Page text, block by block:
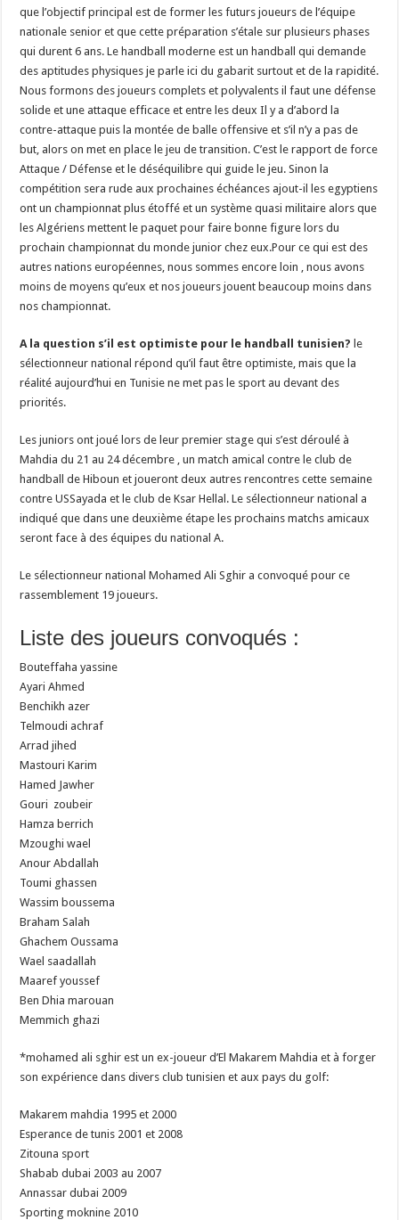
que l’objectif principal est de former les futurs joueurs de l’équipe
nationale senior et que cette préparation s’étale sur plusieurs phases
qui durent 6 ans. Le handball moderne est un handball qui demande
des aptitudes physiques je parle ici du gabarit surtout et de la rapidité.
Nous formons des joueurs complets et polyvalents il faut une défense
solide et une attaque efficace et entre les deux Il y a d’abord la
contre-attaque puis la montée de balle offensive et s’il n’y a pas de
but, alors on met en place le jeu de transition. C’est le rapport de force
Attaque / Défense et le déséquilibre qui guide le jeu. Sinon la
compétition sera rude aux prochaines échéances ajout-il les egyptiens
ont un championnat plus étoffé et un système quasi militaire alors que
les Algériens mettent le paquet pour faire bonne figure lors du
prochain championnat du monde junior chez eux.Pour ce qui est des
autres nations européennes, nous sommes encore loin , nous avons
moins de moyens qu’eux et nos joueurs jouent beaucoup moins dans
nos championnat.
A la question s’il est optimiste pour le handball tunisien? le
sélectionneur national répond qu’il faut être optimiste, mais que la
réalité aujourd’hui en Tunisie ne met pas le sport au devant des
priorités.
Les juniors ont joué lors de leur premier stage qui s’est déroulé à
Mahdia du 21 au 24 décembre , un match amical contre le club de
handball de Hiboun et joueront deux autres rencontres cette semaine
contre USSayada et le club de Ksar Hellal. Le sélectionneur national a
indiqué que dans une deuxième étape les prochains matchs amicaux
seront face à des équipes du national A.
Le sélectionneur national Mohamed Ali Sghir a convoqué pour ce
rassemblement 19 joueurs.
Liste des joueurs convoqués :
Bouteffaha yassine
Ayari Ahmed
Benchikh azer
Telmoudi achraf
Arrad jihed
Mastouri Karim
Hamed Jawher
Gouri zoubeir
Hamza berrich
Mzoughi wael
Anour Abdallah
Toumi ghassen
Wassim boussema
Braham Salah
Ghachem Oussama
Wael saadallah
Maaref youssef
Ben Dhia marouan
Memmich ghazi
*mohamed ali sghir est un ex-joueur d’El Makarem Mahdia et à forger
son expérience dans divers club tunisien et aux pays du golf:
Makarem mahdia 1995 et 2000
Esperance de tunis 2001 et 2008
Zitouna sport
Shabab dubai 2003 au 2007
Annassar dubai 2009
Sporting moknine 2010